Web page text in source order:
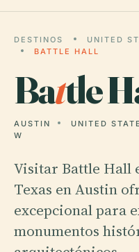
DESTINOS UNITED
BATTLE HALL
Battle
AUSTIN UNITED
W
Visitar Battle Hall
Texas en Austin
excepcional para
monumentos